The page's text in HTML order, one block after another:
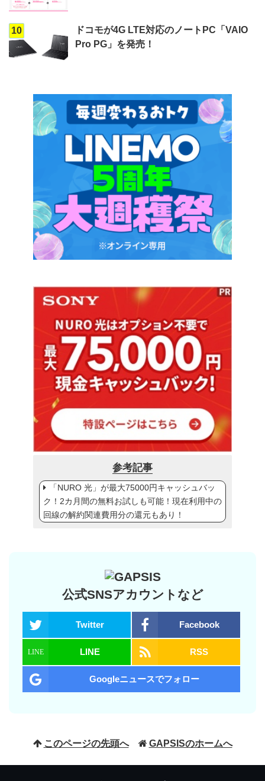
10
ドコモが4G LTE対応のノートPC「VAIO
Pro PG」を発売！
参考記事
「NURO 光」が最大75000円キャッシュバッ
ク！2カ月間の無料お試しも可能！現在利用中の
回線の解約関連費用分の還元もあり！
公式SNSアカウントなど
Twitter Facebook
LINE RSS
Googleニュースでフォロー
このページの先頭へ GAPSISのホームへ